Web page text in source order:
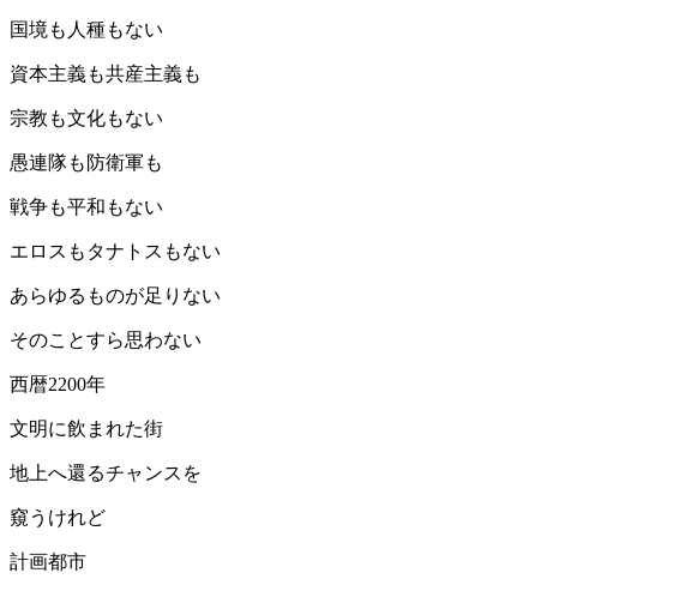
国境も人種もない
資本主義も共産主義も
宗教も文化もない
愚連隊も防衛軍も
戦争も平和もない
エロスもタナトスもない
あらゆるものが足りない
そのことすら思わない
西暦2200年
文明に飲まれた街
地上へ還るチャンスを
窺うけれど
計画都市